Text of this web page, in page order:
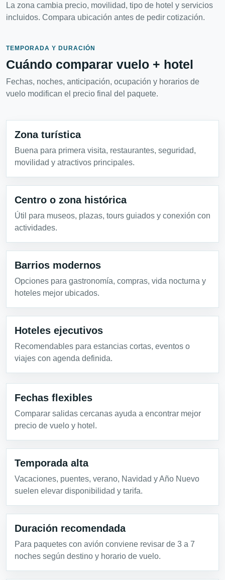
La zona cambia precio, movilidad, tipo de hotel y servicios
incluidos. Compara ubicación antes de pedir cotización.
TEMPORADA Y DURACIÓN
Cuándo comparar vuelo + hotel
Fechas, noches, anticipación, ocupación y horarios de
vuelo modifican el precio final del paquete.
Zona turística
Buena para primera visita, restaurantes, seguridad,
movilidad y atractivos principales.
Centro o zona histórica
Útil para museos, plazas, tours guiados y conexión con
actividades.
Barrios modernos
Opciones para gastronomía, compras, vida nocturna y
hoteles mejor ubicados.
Hoteles ejecutivos
Recomendables para estancias cortas, eventos o
viajes con agenda definida.
Fechas flexibles
Comparar salidas cercanas ayuda a encontrar mejor
precio de vuelo y hotel.
Temporada alta
Vacaciones, puentes, verano, Navidad y Año Nuevo
suelen elevar disponibilidad y tarifa.
Duración recomendada
Para paquetes con avión conviene revisar de 3 a 7
noches según destino y horario de vuelo.